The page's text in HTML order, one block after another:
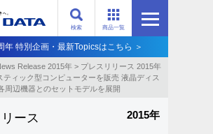
商品一覧
検索
年 特別企画・最新Topicsはこちら ＞
Release 2015年 > プレスリリース 2015年
ティック型コンピューターを販売 液晶ディス
周辺機器とのセットモデルを展開
ース 2015年